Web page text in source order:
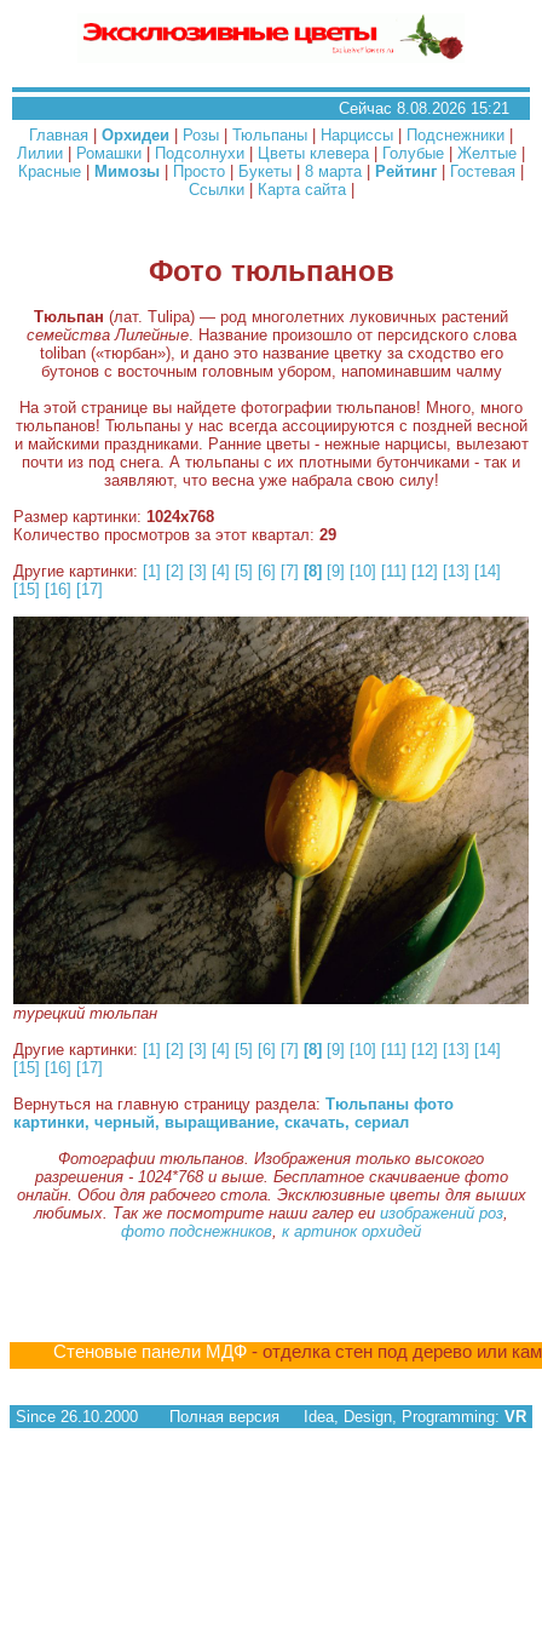
Сейчас 8.08.2026 15:21
Главная
Орхидеи Розы Тюльпаны Нарциссы Подснежники
Лилии
Ромашки Подсолнухи Цветы клевера| Голубые Желтые
Красные
Мимозы Просто Букеты 8 марта| Рейтинг Гостевая
Ссылки| Карта сайта|
Фото тюльпанов
Тюльпан (лат. Tulipa) — род многолетних луковичных растений
семейства Лилейные. Название произошло от персидского слова
toliban («тюрбан»), и дано это название цветку за сходство его
бутонов с восточным головным убором, напоминавшим чалму
На этой странице вы найдете фотографии тюльпанов! Много, много
тюльпанов! Тюльпаны у нас всегда ассоциируются с поздней весной
и майскими праздниками. Ранние цветы - нежные нарцисы, вылезают
почти из под снега. А тюльпаны с их плотными бутончиками - так и
заявляют, что весна уже набрала свою силу!
Размер картинки: 1024x768
Количество просмотров за этот квартал: 29
Другие картинки: [1] [2] [3] [4] [5] [6] [7] [8] [9] [10] [11] [12] [13] [14]
[15] [16] [17]
турецкий тюльпан
Другие картинки: [1] [2] [3] [4] [5] [6] [7] [8] [9] [10] [11] [12] [13] [14]
[15] [16] [17]
Вернуться на главную страницу раздела: Тюльпаны фото
картинки, черный, выращивание, скачать, сериал
Фотографии тюльпанов. Изображения только высокого
разрешения - 1024*768 и выше. Бесплатное скачиваение фото
онлайн. Обои для рабочего стола. Эксклюзивные цветы для выших
любимых. Так же посмотрите наши галер еи изображений роз
фото подснежников к артинок орхидей
Стеновые панели МДФ - отделка стен под дерево или
Since 26.10.2000 Полная версия Idea, Design, Programming: VR